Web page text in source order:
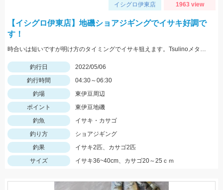
イシグロ伊東店 1963 view
【イシグロ伊東店】地磯ショアジギングでイサキ好調で
す！
時合いは短いですが明け方のタイミングでイサキ狙えます。Tsulinoメタルランナーリブート30ｇを使用。
釣行日
2022/05/06
釣行時間
04:30～06:30
釣場
東伊豆周辺
ポイント
東伊豆地磯
釣魚
イサキ・カサゴ
釣り方
ショアジギング
釣果
イサキ2匹、カサゴ2匹
サイズ
イサキ36~40cm、カサゴ20～25ｃｍ